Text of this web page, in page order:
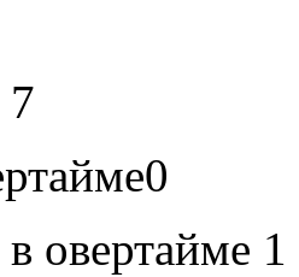
7
0
овертайме 1